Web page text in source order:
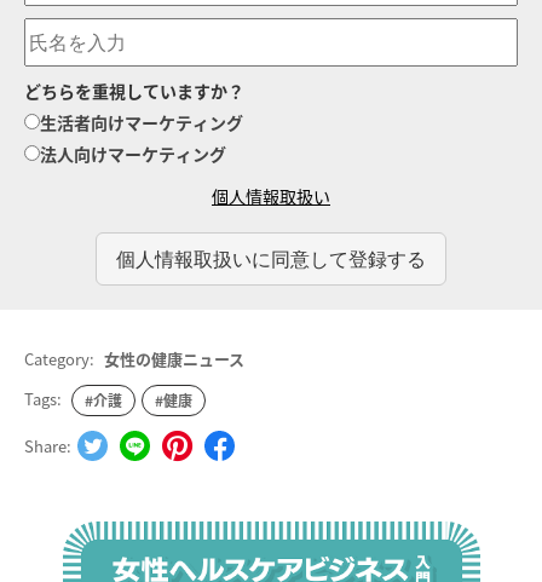
どちらを重視していますか？
生活者向けマーケティング
法人向けマーケティング
個人情報取扱い
Category: 女性の健康ニュース
Tags:
#介護 #健康
Share: